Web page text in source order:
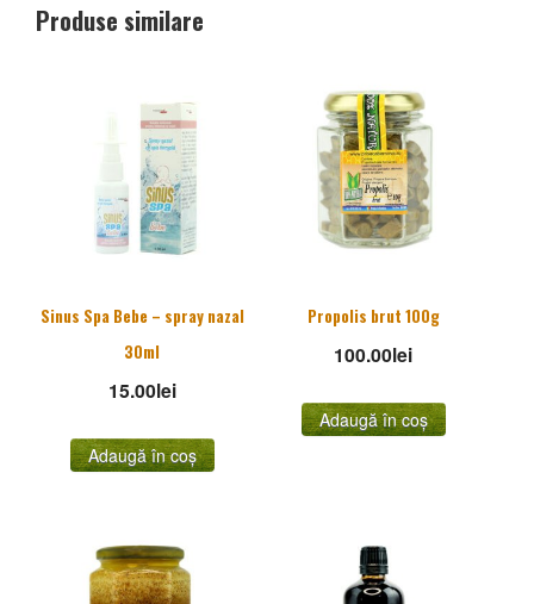
Produse similare
Sinus Spa Bebe – spray nazal
30ml
15.00lei
Adaugă în coș
Propolis brut 100g
100.00lei
Adaugă în coș